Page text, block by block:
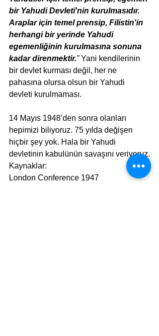
bir Yahudi Devleti'nin kurulmasıdır.
Araplar için temel prensip, Filistin'in
herhangi bir yerinde Yahudi
egemenliğinin kurulmasına sonuna
kadar direnmektir.” Yani kendilerinin
bir devlet kurması değil, her ne
pahasına olursa olsun bir Yahudi
devleti kurulmaması.
14 Mayıs 1948’den sonra olanları
hepimizi biliyoruz. 75 yılda değişen
hiçbir şey yok. Hala bir Yahudi
devletinin kabulünün savaşını veriyoruz.
Kaynaklar:
London Conference 1947